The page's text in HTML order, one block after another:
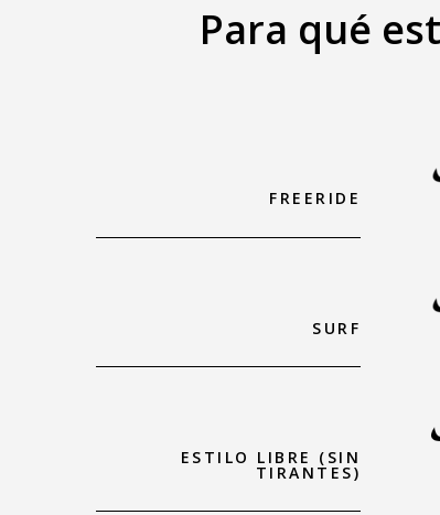
Para qué
FREERIDE
SURF
ESTILO LIBRE (SIN
TIRANTES)